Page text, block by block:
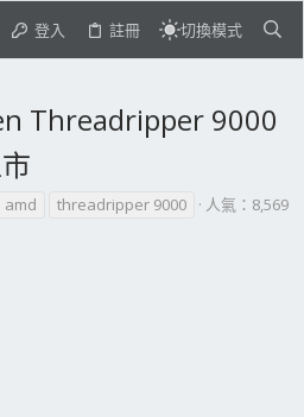
登入 註冊 切換模式
Threadripper 9000
標amd threadripper 9000 人氣：8,569